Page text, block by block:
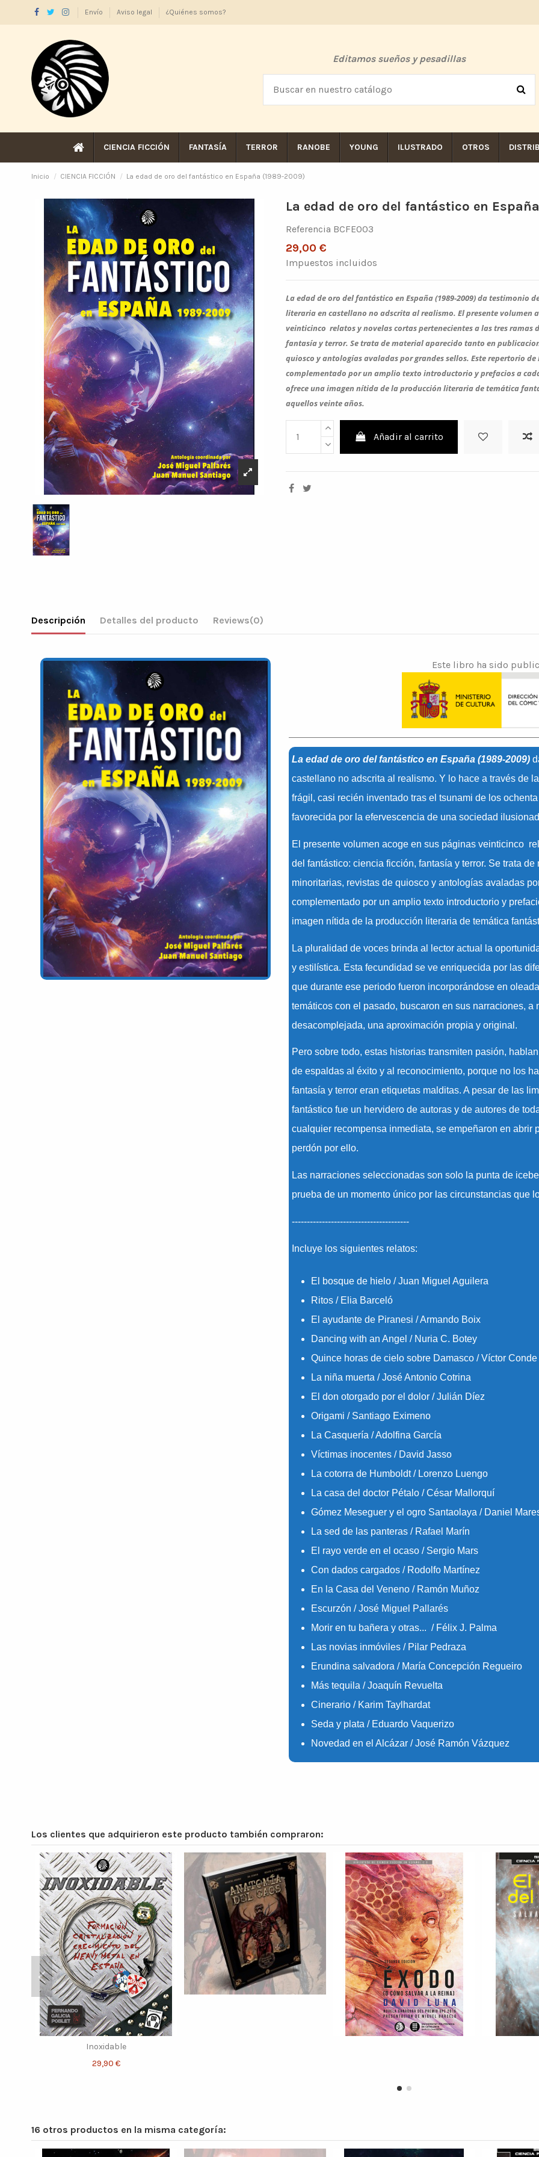
Envío Aviso legal ¿Quiénes somos?
Editamos sueños y pesadillas
CIENCIA FICCIÓN FANTASÍA TERROR RANOBE YOUNG ILUSTRADO OTROS
Inicio CIENCIA FICCIÓN La edad de oro del fantástico en España (1989-2009)
La edad de oro del fantástico en
Referencia BCFE003
29,00 €
Impuestos incluidos
La edad de oro del fantástico en España (1989-2009) da testimonio
literaria en castellano no adscrita al realismo.El presente volumen
veinticinco relatos y novelas cortas pertenecientes a las tres ramas
fantasía y terror. Se trata de material aparecido tanto en
quiosco y antologías avaladas por grandes sellos. Este repertorio
complementado por un amplio texto introductorio y prefacios a
ofrece una imagen nítida de la producción literaria de temática
aquellos veinte años.
Añadir al carrito
Descripción Detalles del producto Reviews(0)
Este libro ha sido
La edad de oro del fantástico en España (1989-2009)
castellano no adscrita al realismo. Y lo hace a través de
frágil, casi recién inventado tras el tsunami de los
favorecida por la efervescencia de una sociedad
El presente volumen acoge en sus páginas veinticinco
del fantástico: ciencia ficción, fantasía y terror. Se trata
minoritarias, revistas de quiosco y antologías avaladas
complementado por un amplio texto introductorio y
imagen nítida de la producción literaria de temática
La pluralidad de voces brinda al lector actual la
y estilística. Esta fecundidad se ve enriquecida por las
que durante ese periodo fueron incorporándose en
temáticos con el pasado, buscaron en sus narraciones,
desacomplejada, una aproximación propia y original.
Pero sobre todo, estas historias transmiten pasión,
de espaldas al éxito y al reconocimiento, porque no los
fantasía y terror eran etiquetas malditas. A pesar de las
fantástico fue un hervidero de autoras y de autores de
cualquier recompensa inmediata, se empeñaron en
perdón por ello.
Las narraciones seleccionadas son solo la punta de
prueba de un momento único por las circunstancias que
---------------------------------------
Incluye los siguientes relatos:
El bosque de hielo / Juan Miguel Aguilera
Ritos / Elia Barceló
El ayudante de Piranesi / Armando Boix
Dancing with an Angel / Nuria C. Botey
Quince horas de cielo sobre Damasco / Víctor Conde
La niña muerta / José Antonio Cotrina
El don otorgado por el dolor / Julián Díez
Origami / Santiago Eximeno
La Casquería / Adolfina García
Víctimas inocentes / David Jasso
La cotorra de Humboldt / Lorenzo Luengo
La casa del doctor Pétalo / César Mallorquí
Gómez Meseguer y el ogro Santaolaya / Daniel
La sed de las panteras / Rafael Marín
El rayo verde en el ocaso / Sergio Mars
Con dados cargados / Rodolfo Martínez
En la Casa del Veneno / Ramón Muñoz
Escurzón / José Miguel Pallarés
Morir en tu bañera y otras... / Félix J. Palma
Las novias inmóviles / Pilar Pedraza
Erundina salvadora / María Concepción Regueiro
Más tequila / Joaquín Revuelta
Cinerario / Karim Taylhardat
Seda y plata / Eduardo Vaquerizo
Novedad en el Alcázar / José Ramón Vázquez
Los clientes que adquirieron este producto también compraron:
Inoxidable
29,90 €
16 otros productos en la misma categoría: